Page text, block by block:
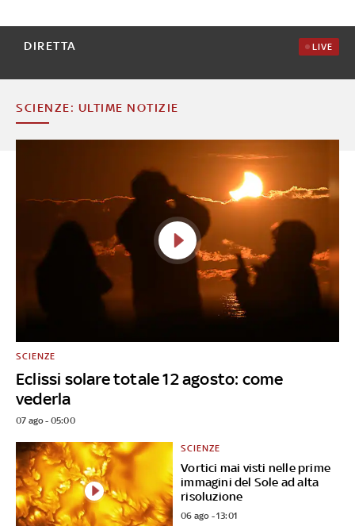
DIRETTA LIVE
SCIENZE: ULTIME NOTIZIE
Eclissi solare totale 12 agosto: come
vederla
SCIENZE
07 ago - 05:00
Vortici mai visti nelle prime
immagini del Sole ad alta
risoluzione
SCIENZE
06 ago - 13:01